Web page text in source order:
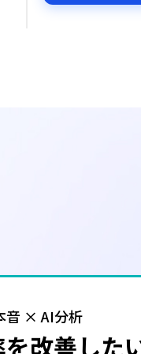
音 × AI分析
改善した